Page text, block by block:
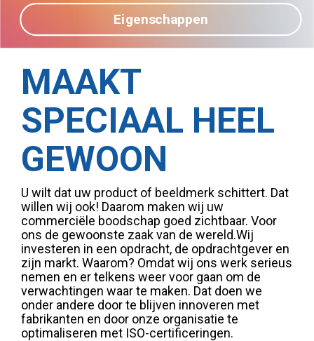
Eigenschappen
MAAKT
SPECIAAL HEEL
GEWOON
U wilt dat uw product of beeldmerk schittert. Dat
willen wij ook! Daarom maken wij uw
commerciële boodschap goed zichtbaar. Voor
ons de gewoonste zaak van de wereld.Wij
investeren in een opdracht, de opdrachtgever en
zijn markt. Waarom? Omdat wij ons werk serieus
nemen en er telkens weer voor gaan om de
verwachtingen waar te maken. Dat doen we
onder andere door te blijven innoveren met
fabrikanten en door onze organisatie te
optimaliseren met ISO-certificeringen.